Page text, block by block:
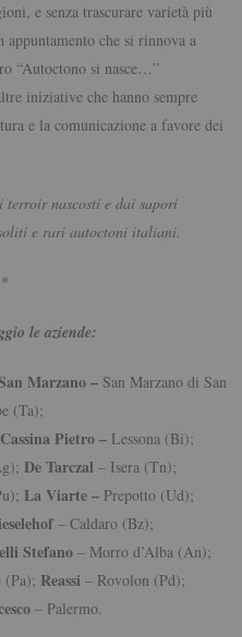
e senza trascurare varietà più
appuntamento che si rinnova a
“Autoctono si nasce…”
iniziative che hanno sempre
e la comunicazione a favore dei
terroir nascosti e dai sapori
e rari autoctoni italiani.
le aziende:
Marzano –San Marzano di San
(Ta);
Cassina Pietro – Lessona (Bi);
De Tarczal – Isera (Tn);
La Viarte – Prepotto (Ud);
– Caldaro (Bz);
Stefano – Morro d’Alba (An);
(Pa); Reassi – Rovolon (Pd);
– Palermo.